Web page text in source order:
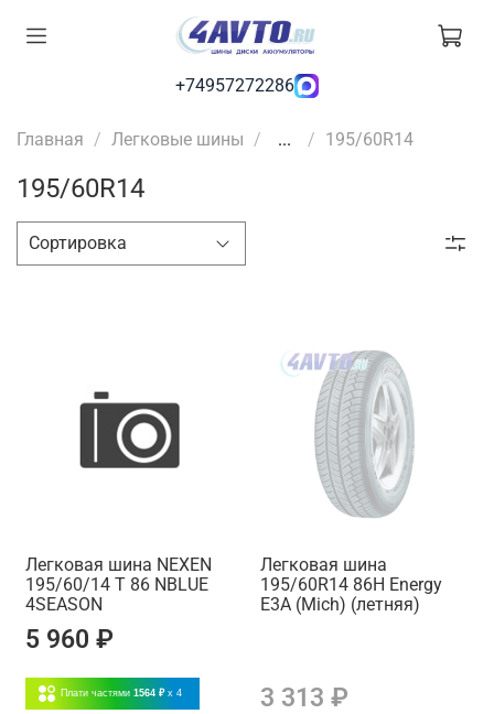
+74957272286
Главная Легковые шины ... 195/60R14
195/60R14
Легковая шина NEXEN
195/60/14 T 86 NBLUE
4SEASON
5 960 ₽
Плати частями 1564 ₽ x 4
Легковая шина
195/60R14 86H Energy
E3A (Mich) (летняя)
3 313 ₽